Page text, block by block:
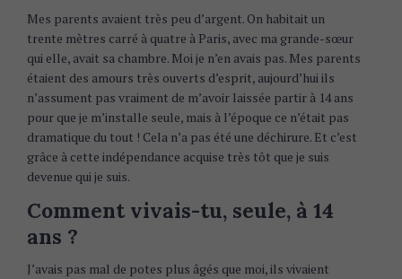
Mes parents avaient très peu d’argent. On habitait un
trente mètres carré à quatre à Paris, avec ma grande-sœur
qui elle, avait sa chambre. Moi je n’en avais pas. Mes parents
étaient des amours très ouverts d’esprit, aujourd’hui ils
n’assument pas vraiment de m’avoir laissée partir à 14 ans
pour que je m’installe seule, mais à l’époque ce n’était pas
dramatique du tout ! Cela n’a pas été une déchirure. Et c’est
grâce à cette indépendance acquise très tôt que je suis
devenue qui je suis.
Comment vivais-tu, seule, à 14
ans ?
J’avais pas mal de potes plus âgés que moi, ils vivaient